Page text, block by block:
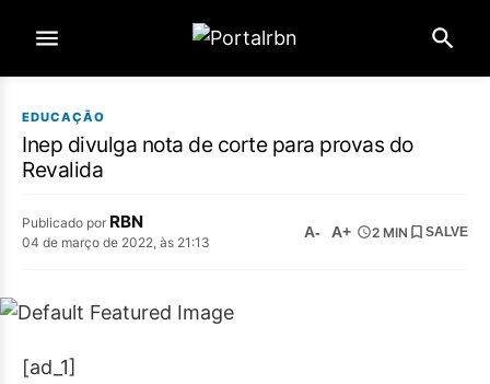
EDUCAÇÃO
Inep divulga nota de corte para provas do
Revalida
Publicado por RBN
04 de março de 2022, às 21:13
A- A+ 2 MIN SALVE
[ad_1]